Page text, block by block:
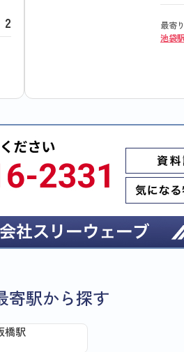
2
最寄
池袋駅
寄駅から探す
橋駅